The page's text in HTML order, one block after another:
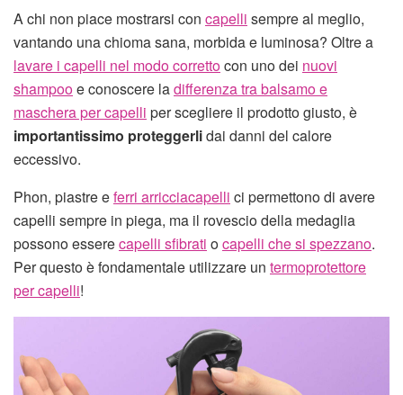
A chi non piace mostrarsi con capelli sempre al meglio,
vantando una chioma sana, morbida e luminosa? Oltre a
lavare i capelli nel modo correttocon uno dei nuovi
shampooe conoscere ladifferenza tra balsamo e
maschera per capelli per scegliere il prodotto giusto, è
importantissimo proteggerlidai danni del calore
eccessivo.
Phon, piastre eferri arricciacapelli ci permettono di avere
capelli sempre in piega, ma il rovescio della medaglia
possono esserecapelli sfibrati ocapelli che si spezzano.
Per questo è fondamentale utilizzare un termoprotettore
per capelli!